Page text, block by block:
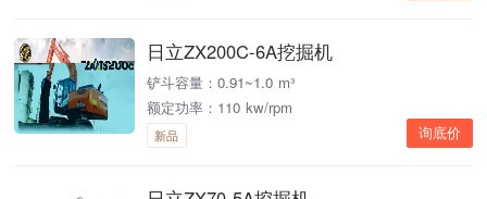
日立ZX200C-6A挖掘机
铲斗容量：0.91~1.0 m³
额定功率：110 kw/rpm
新品 询底价